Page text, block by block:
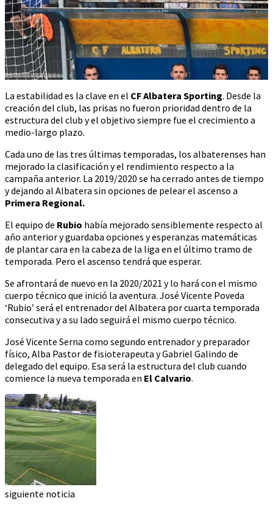
La estabilidad es la clave en el CF Albatera Sporting. Desde la
creación del club, las prisas no fueron prioridad dentro de la
estructura del club y el objetivo siempre fue el crecimiento a
medio-largo plazo.
Cada uno de las tres últimas temporadas, los albaterenses han
mejorado la clasificación y el rendimiento respecto a la
campaña anterior. La 2019/2020 se ha cerrado antes de tiempo
y dejando al Albatera sin opciones de pelear el ascenso a
Primera Regional.
El equipo de Rubio había mejorado sensiblemente respecto al
año anterior y guardaba opciones y esperanzas matemáticas
de plantar cara en la cabeza de la liga en el último tramo de
temporada. Pero el ascenso tendrá que esperar.
Se afrontará de nuevo en la 2020/2021 y lo hará con el mismo
cuerpo técnico que inició la aventura. José Vicente Poveda
‘Rubio’ será el entrenador del Albatera por cuarta temporada
consecutiva y a su lado seguirá el mismo cuerpo técnico.
José Vicente Serna como segundo entrenador y preparador
físico, Alba Pastor de fisioterapeuta y Gabriel Galindo de
delegado del equipo. Esa será la estructura del club cuando
comience la nueva temporada en El Calvario.
siguiente noticia